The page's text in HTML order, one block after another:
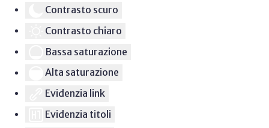
Contrasto scuro
Contrasto chiaro
Bassa saturazione
Alta saturazione
Evidenzia link
Evidenzia titoli